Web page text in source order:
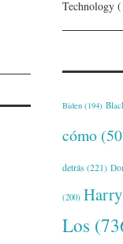
Technology
Biden (194)
cómo
detrás (221)
(200) Harry
Los